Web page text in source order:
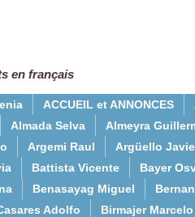
en français
ACCUEIL et ANNONCES
Almada Selva Almeyra
Argemi Raul Argüello
Battista Vicente Bayer
Benasayag Miguel
Adolfo Birmajer Marcelo